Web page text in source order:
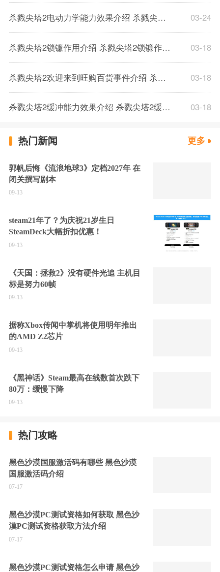
杀戮尖塔2电动力学能力效果介绍 杀戮尖塔2电动力学能力效果解析一览 03-24
杀戮尖塔2锁镰作用介绍 杀戮尖塔2锁镰作用解析一览 03-18
杀戮尖塔2欢迎来到旺购百货事件介绍 杀戮尖塔2欢迎来到旺购百货事件解析 03-18
杀戮尖塔2缓冲能力效果介绍 杀戮尖塔2缓冲能力解析一览 03-18
热门新闻 更多
郭帆后悔《流浪地球3》定档2027年 在
闭关撰写剧本
09-13
steam21年了？为庆祝21岁生日
SteamDeck大幅折扣优惠！
09-13
《天国：拯救2》没有硬件光追 主机目
标是努力60帧
09-13
据称Xbox传闻中掌机将使用明年推出
的AMD Z2芯片
09-13
《黑神话》Steam最高在线数首次跌下
80万：缓慢下降
09-13
热门攻略
黑色沙漠国服激活码有哪些 黑色沙漠
国服激活码介绍
07-17
黑色沙漠PC测试资格如何获取 黑色沙
漠PC测试资格获取方法介绍
07-17
黑色沙漠PC测试资格怎么申请 黑色沙